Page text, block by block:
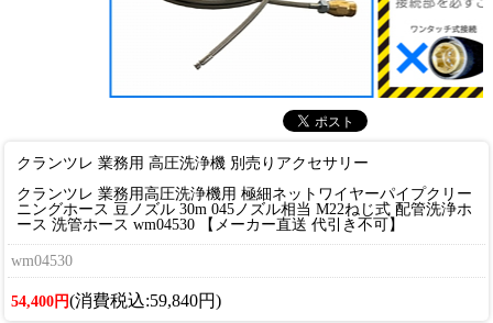
クランツレ 業務用 高圧洗浄機 別売りアクセサリー
クランツレ 業務用高圧洗浄機用 極細ネットワイヤーパイプクリー
ニングホース 豆ノズル 30m 045ノズル相当 M22ねじ式 配管洗浄ホ
ース 洗管ホース wm04530 【メーカー直送 代引き不可】
wm04530
54,400円(消費税込:59,840円)